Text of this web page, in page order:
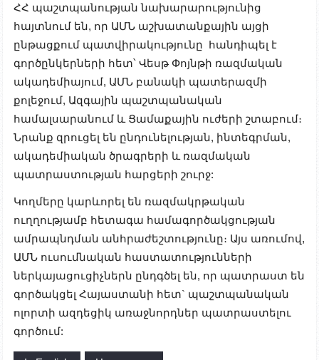
ՀՀ պաշտպանության նախարարությունից
հայտնում են, որ ԱՄՆ աշխատանքային այցի
ընթացքում պատվիրակությունը հանդիպել է
գործընկերների հետ՝ Վեսթ Փոյնթի ռազմական
ակադեմիայում, ԱՄՆ բանակի պատերազմի
քոլեջում, Ազգային պաշտպանական
համալսարանում և Ցամաքային ուժերի շտաբում։
Նրանք զրուցել են ընդունելության, ինտեգրման,
ակադեմիական ծրագրերի և ռազմական
պատրաստության հարցերի շուրջ:
Կողմերը կարևորել են ռազմակրթական
ուղղությամբ հետագա համագործակցության
ամրապնդման անհրաժեշտությունը։ Այս առումով,
ԱՄՆ ուսումնական հաստատությունների
ներկայացուցիչներն ընդգծել են, որ պատրաստ են
գործակցել Հայաստանի հետ` պաշտպանական
ոլորտի ազդեցիկ առաջնորդներ պատրաստելու
գործում: